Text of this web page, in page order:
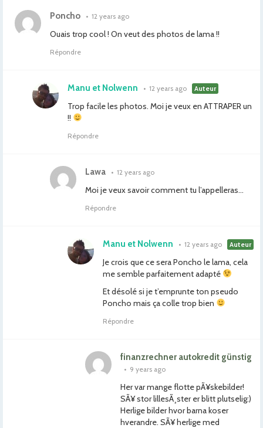
Poncho • 12 years ago
Ouais trop cool ! On veut des photos de lama !!
Répondre
Manu et Nolwenn • 12 years ago Auteur
Trop facile les photos. Moi je veux en ATTRAPER un
!!
Répondre
Lawa • 12 years ago
Moi je veux savoir comment tu l’appelleras…
Répondre
Manu et Nolwenn • 12 years ago Auteur
Je crois que ce sera Poncho le lama, cela
me semble parfaitement adapté
Et désolé si je t’emprunte ton pseudo
Poncho mais ça colle trop bien
Répondre
finanzrechner autokredit günstig
• 9 years ago
Her var mange flotte pÃ¥skebilder!
SÃ¥ stor lillesÃ¸ster er blitt plutselig:)
Herlige bilder hvor barna koser
hverandre. SÃ¥ herlige med